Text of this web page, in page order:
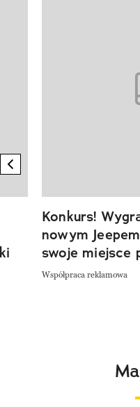
previous element
Konkurs!
nowym
swoje miejsce
Współpraca reklamowa